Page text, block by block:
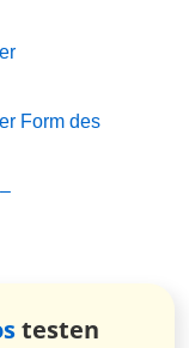
Form des
testen